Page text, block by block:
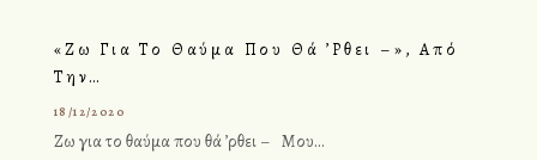
«Ζω Για Το Θαύμα Που Θά ’ρθει –», Από
Την…
18/12/2020
Ζω για το θαύμα που θά ’ρθει – Μου…